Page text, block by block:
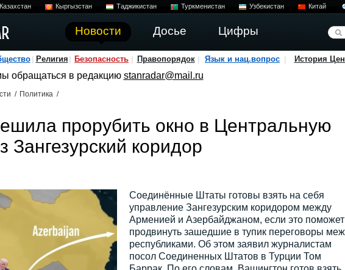
Казахстан Кыргызстан Таджикистан Туркменистан Узбекистан Китай
Новости Досье Цифры
Религия Безопасность Правопорядок Язык и нац.вопрос История
обращаться в редакцию stanradar@mail.ru
/ Политика /
прорубить окно в Центральную
Зангезурский коридор
Соединённые Штаты готовы взять на себя
управление Зангезурским коридором между
Арменией и Азербайджаном, если это поможет
продвинуть зашедшие в тупик переговоры
республиками. Об этом заявил журналистам
посол Соединенных Штатов в Турции Том